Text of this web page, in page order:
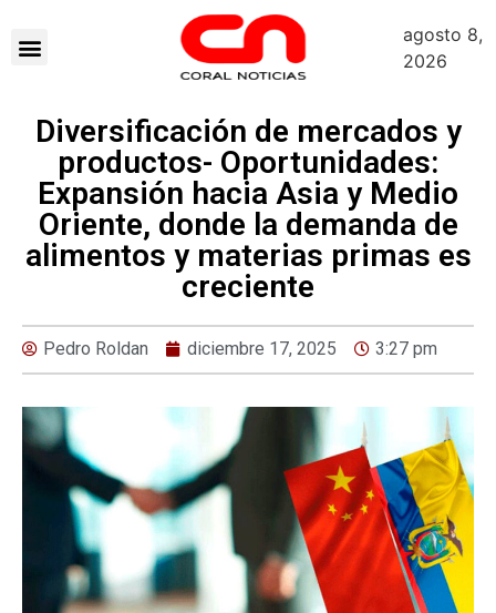
agosto 8,
2026
Diversificación de mercados y
productos- Oportunidades:
Expansión hacia Asia y Medio
Oriente, donde la demanda de
alimentos y materias primas es
creciente
Pedro Roldan diciembre 17, 2025 3:27 pm